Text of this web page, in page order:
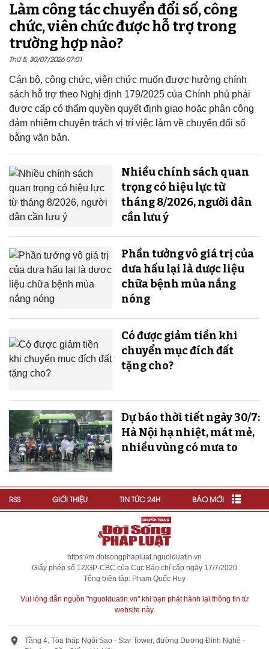
Làm công tác chuyển đổi số, công
chức, viên chức được hỗ trợ trong
trường hợp nào?
Thứ 5, 30/07/2026 07:01
Cán bộ, công chức, viên chức muốn được hưởng chính
sách hỗ trợ theo Nghị định 179/2025 của Chính phủ phải
được cấp có thẩm quyền quyết định giao hoặc phân công
đảm nhiệm chuyên trách vị trí việc làm về chuyển đổi số
bằng văn bản.
Nhiều chính sách quan
trọng có hiệu lực từ
tháng 8/2026, người dân
cần lưu ý
Phần tưởng vô giá trị của
dưa hấu lại là dược liệu
chữa bệnh mùa nắng
nóng
Có được giảm tiền khi
chuyển mục đích đất
tặng cho?
Dự báo thời tiết ngày 30/7:
Hà Nội hạ nhiệt, mát mẻ,
nhiều vùng có mưa to
RSS GIỚI THIỆU TIN TỨC 24H BÁO MỚI
https://m.doisongphapluat.nguoiduatin.vn
Giấy phép số 12/GP-CBC của Cục Báo chí cấp ngày 17/7/2020
Tổng biên tập: Phạm Quốc Huy
Vui lòng dẫn nguồn "nguoiduatin.vn" khi bạn phát hành lại thông tin từ
website này.
Tầng 4, Tòa tháp Ngôi Sao - Star Tower, đường Dương Đình Nghệ -